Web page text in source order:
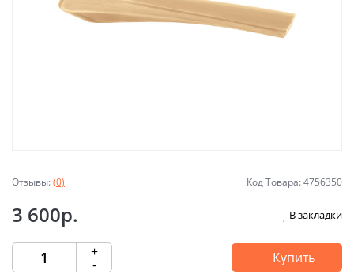
Отзывы:(0) Код Товара: 4756350
3 600р. В закладки
+
- Купить